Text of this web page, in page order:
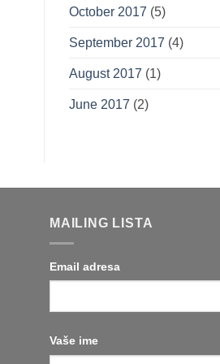
October 2017 (5)
September 2017 (4)
August 2017 (1)
June 2017 (2)
MAILING LISTA
Email adresa
Vaše ime